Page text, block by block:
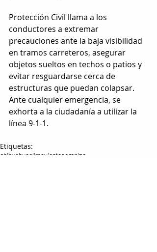
Protección Civil llama a los
conductores a extremar
precauciones ante la baja visibilidad
en tramos carreteros, asegurar
objetos sueltos en techos o patios y
evitar resguardarse cerca de
estructuras que puedan colapsar.
Ante cualquier emergencia, se
exhorta a la ciudadanía a utilizar la
línea 9-1-1.
Etiquetas:
chihuahuaclimavientos granizo